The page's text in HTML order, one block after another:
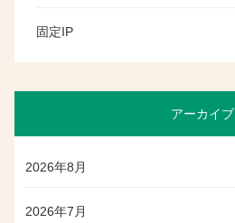
固定IP
アーカイブ
2026年8月
2026年7月